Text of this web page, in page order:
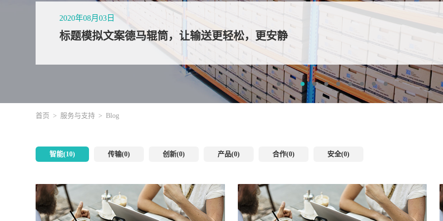
2020年08月03日
标题模拟文案德马辊筒，让输送更轻松，更安静
首页 服务与支持 Blog
智能(10) 传输(0) 创新(0) 产品(0) 合作(0) 安全(0)